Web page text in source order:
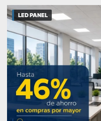
LED PANEL